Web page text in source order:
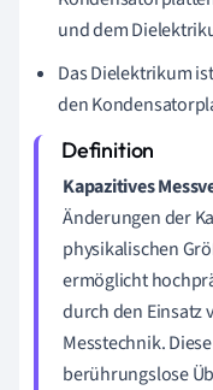
und dem
Das Dielektrikum
den
Kapazitives
Änderungen der
physikalischen
ermöglicht
durch den Einsatz
Messtechnik.
berührungslose